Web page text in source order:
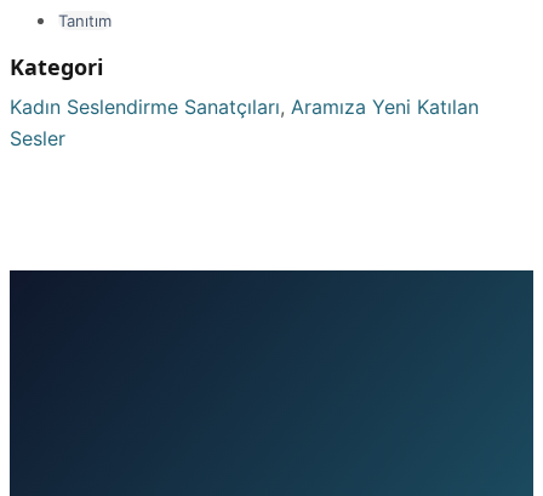
Tanıtım
Kategori
Kadın Seslendirme Sanatçıları, Aramıza Yeni Katılan
Sesler